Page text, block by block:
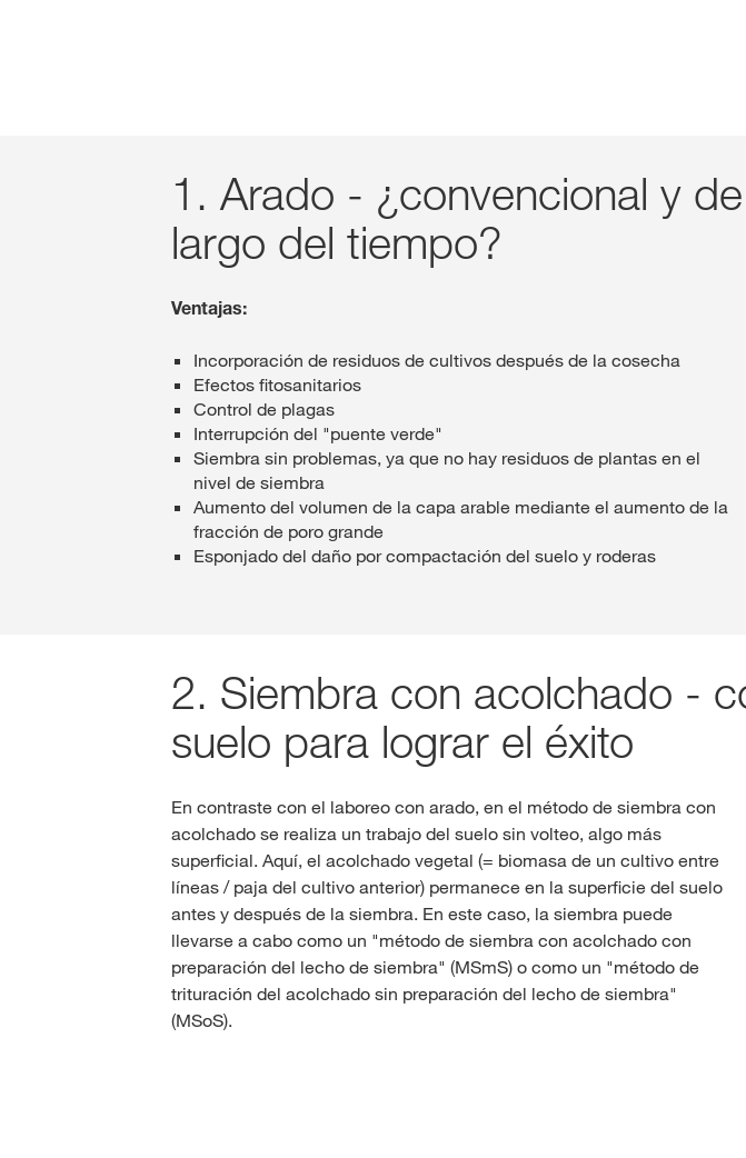
1. Arado - ¿convencional y
largo del tiempo?
Ventajas:
Incorporación de residuos de cultivos después de la cosecha
Efectos fitosanitarios
Control de plagas
Interrupción del "puente verde"
Siembra sin problemas, ya que no hay residuos de plantas en el
nivel de siembra
Aumento del volumen de la capa arable mediante el aumento de la
fracción de poro grande
Esponjado del daño por compactación del suelo y roderas
2. Siembra con acolchado -
suelo para lograr el éxito
En contraste con el laboreo con arado, en el método de siembra con
acolchado se realiza un trabajo del suelo sin volteo, algo más
superficial. Aquí, el acolchado vegetal (= biomasa de un cultivo entre
líneas / paja del cultivo anterior) permanece en la superficie del suelo
antes y después de la siembra. En este caso, la siembra puede
llevarse a cabo como un "método de siembra con acolchado con
preparación del lecho de siembra" (MSmS) o como un "método de
trituración del acolchado sin preparación del lecho de siembra"
(MSoS).